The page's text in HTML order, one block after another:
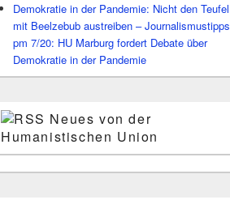
Demokratie in der Pandemie: Nicht den Teufel
mit Beelzebub austreiben – Journalismustipps
pm 7/20: HU Marburg fordert Debate über
Demokratie in der Pandemie
Neues von der
Humanistischen Union